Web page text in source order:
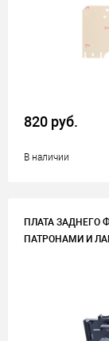
820 руб.
В наличии
ПЛАТА ЗАДНЕГО
ПАТРОНАМИ И